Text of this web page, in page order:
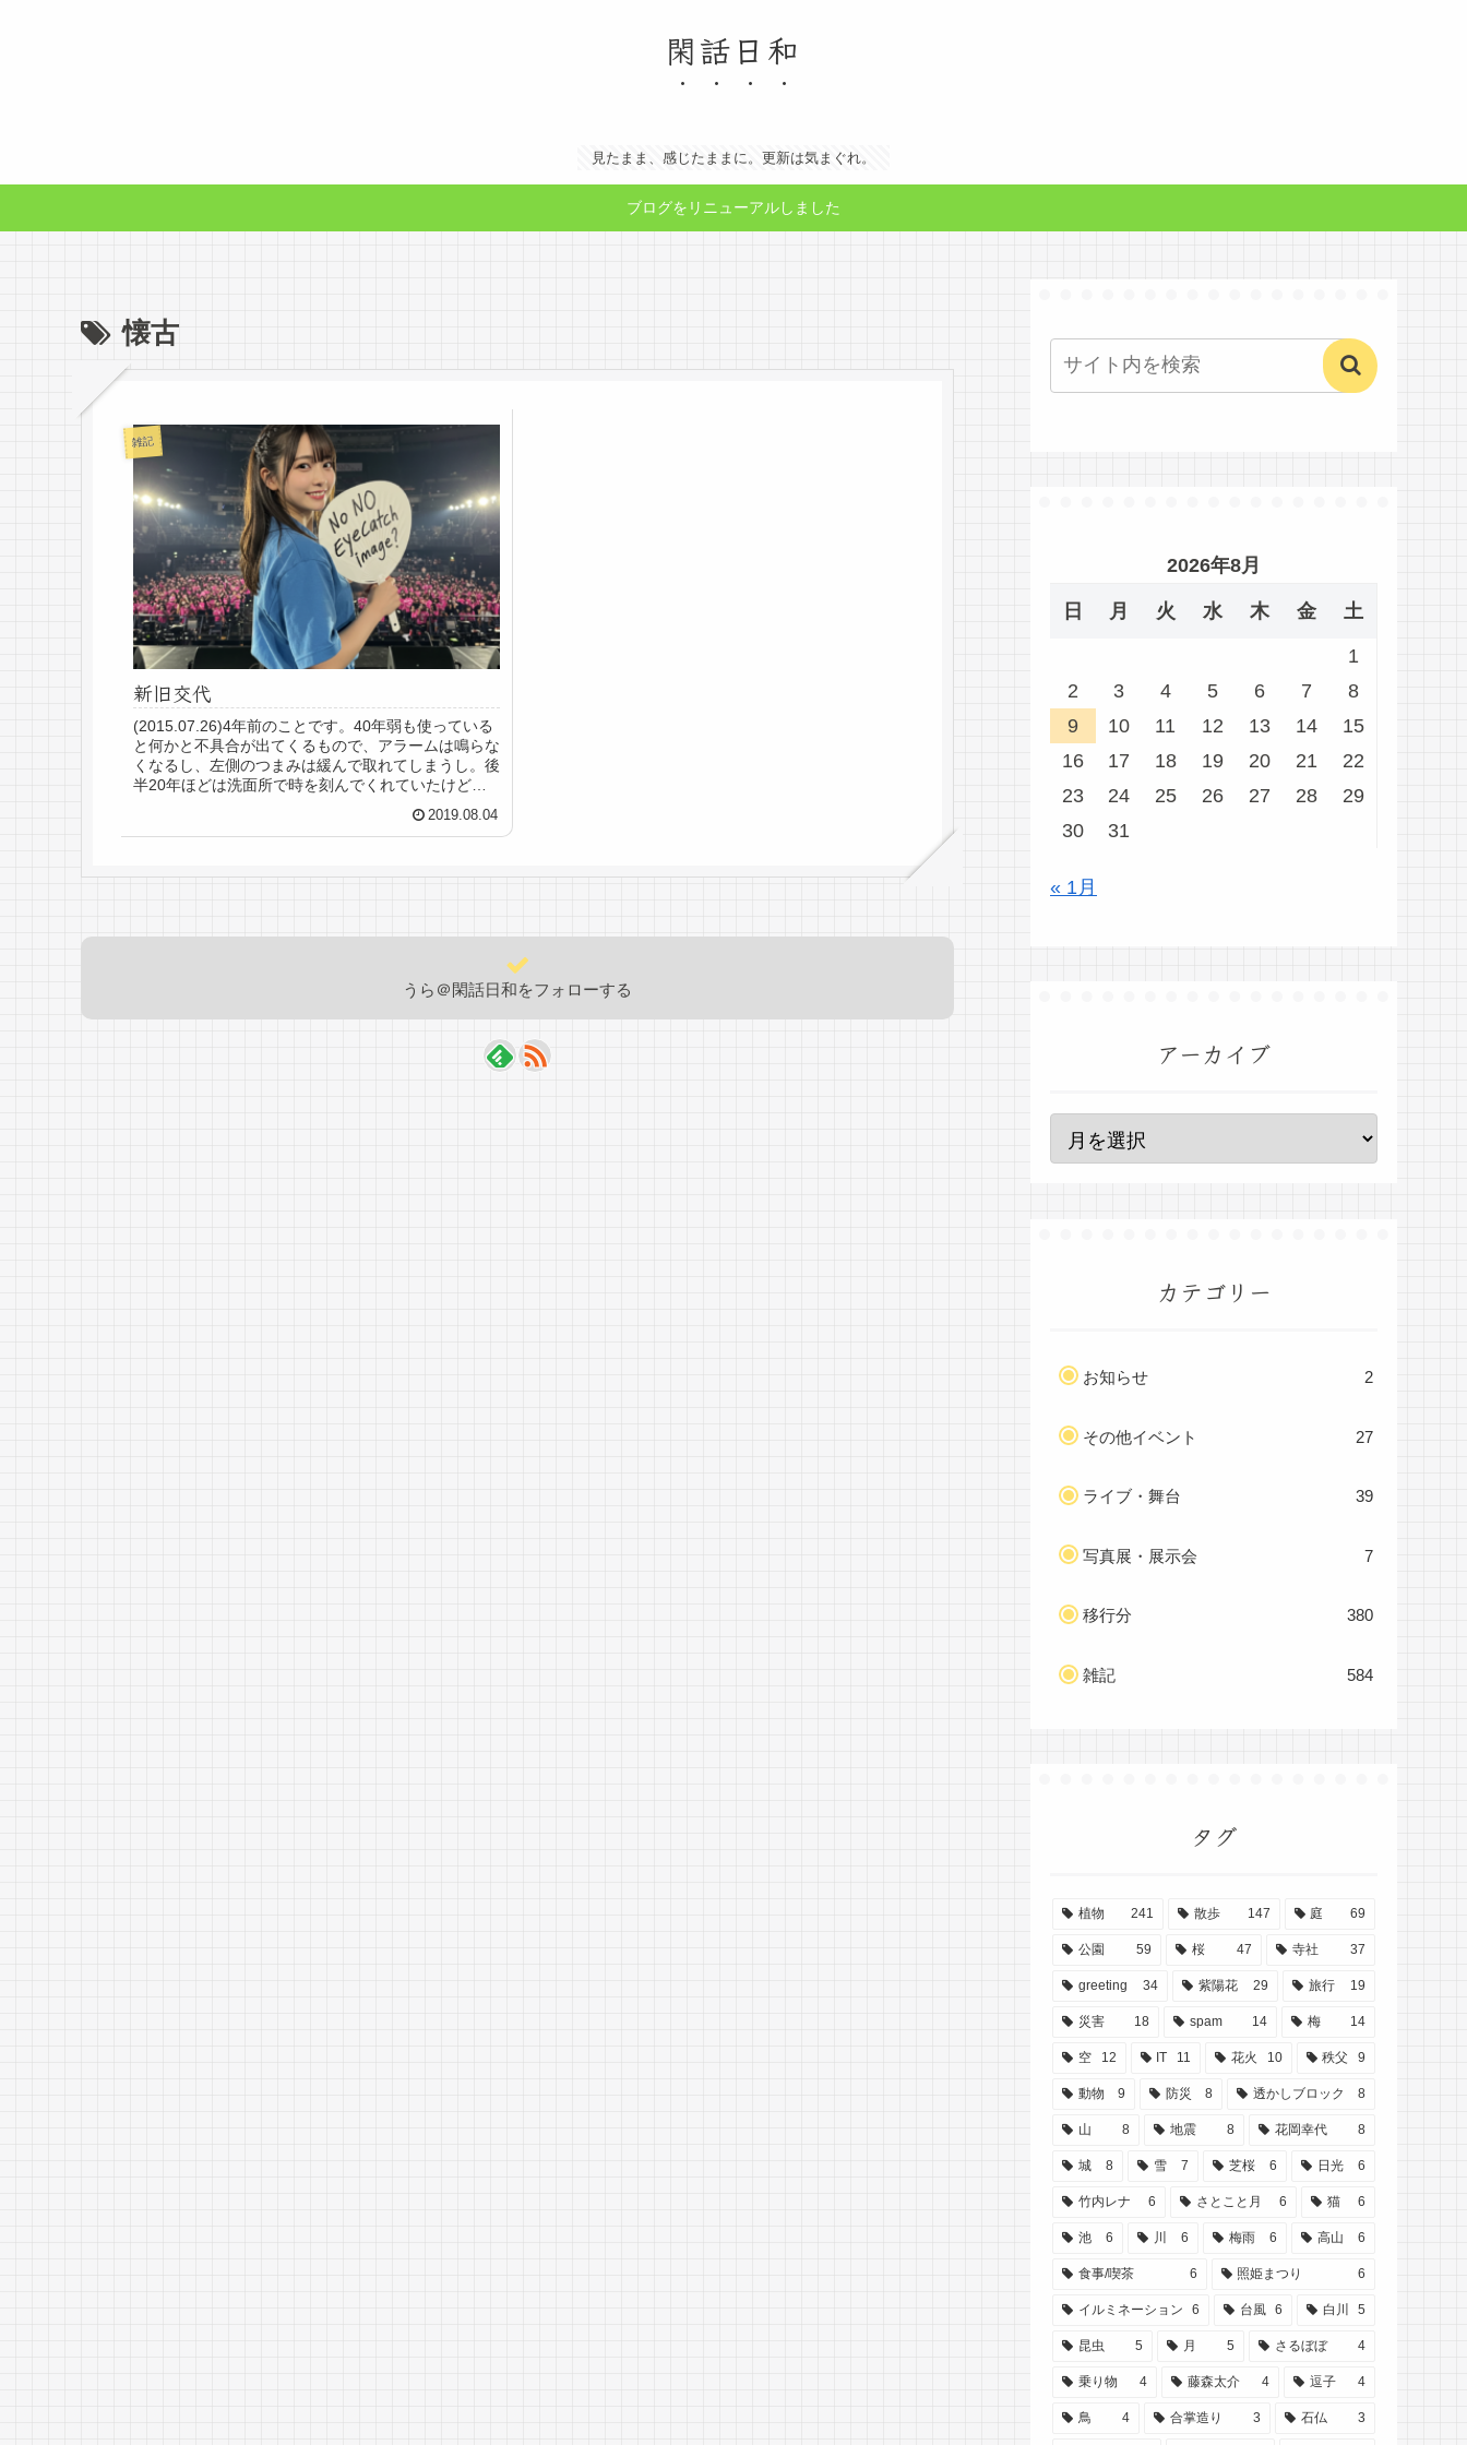
閑話日和
見たまま、感じたままに。更新は気まぐれ。
ブログをリニューアルしました
懐古
雑記
新旧交代
(2015.07.26)4年前のことです。40年弱も使っている
と何かと不具合が出てくるもので、アラームは鳴らな
くなるし、左側のつまみは緩んで取れてしまうし。後
半20年ほどは洗面所で時を刻んでくれていたけど、
2019.08.04
うら＠閑話日和をフォローする
2026年8月
日 月 火 水 木 金 土
1
2
3 4 5 6 7
8
9
10 11 12 13 14
15
16
17 18 19 20 21
22
23
24 25 26 27 28
29
30
31
« 1月
アーカイブ
カテゴリー
お知らせ 2
その他イベント 27
ライブ・舞台 39
写真展・展示会 7
移行分 380
雑記 584
タグ
植物 241 散歩 147 庭 69
公園 59 桜 47 寺社 37
greeting 34 紫陽花 29 旅行 19
災害 18 spam 14 梅 14
空 12 IT 11 花火 10 秩父 9
動物 9 防災 8 透かしブロック 8
山 8 地震 8 花岡幸代 8
城 8 雪 7 芝桜 6 日光 6
竹内レナ 6 さとこと月 6 猫 6
池 6 川 6 梅雨 6 高山 6
食事/喫茶 6 照姫まつり 6
イルミネーション 6 台風 6 白川 5
昆虫 5 月 5 さるぼぼ 4
乗り物 4 藤森太介 4 逗子 4
鳥 4 合掌造り 3 石仏 3